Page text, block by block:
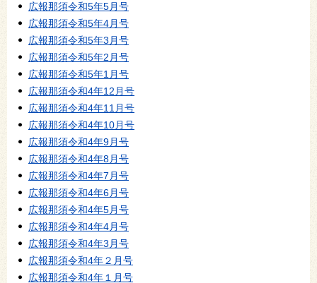
広報那須令和5年5月号
広報那須令和5年4月号
広報那須令和5年3月号
広報那須令和5年2月号
広報那須令和5年1月号
広報那須令和4年12月号
広報那須令和4年11月号
広報那須令和4年10月号
広報那須令和4年9月号
広報那須令和4年8月号
広報那須令和4年7月号
広報那須令和4年6月号
広報那須令和4年5月号
広報那須令和4年4月号
広報那須令和4年3月号
広報那須令和4年２月号
広報那須令和4年１月号